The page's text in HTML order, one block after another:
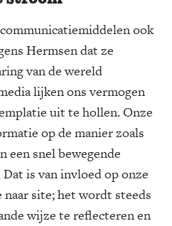
ook
Hermsen dat ze
van de wereld
lijken ons vermogen
uit te hollen. Onze
op de manier zoals
snel bewegende
is van invloed op onze
naar site; het wordt steeds
wijze te reflecteren en